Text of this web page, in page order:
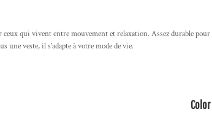
ceux qui vivent entre mouvement et relaxation. Assez durable
une veste, il s’adapte à votre mode de vie.
Color